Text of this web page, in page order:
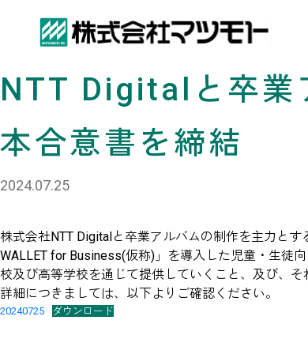
NTT Digitalと卒業
本合意書を締結
2024.07.25
株式会社NTT Digitalと卒業アルバムの制作を主力と
WALLET for Business(仮称)」を導入した児童・生徒
校及び高等学校を通じて提供していくこと、及び、
詳細につきましては、以下よりご確認ください。
20240725 ダウンロード